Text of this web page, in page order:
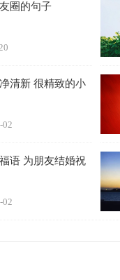
圈的句子
清新 很精致的小
02
语 为朋友结婚祝
02